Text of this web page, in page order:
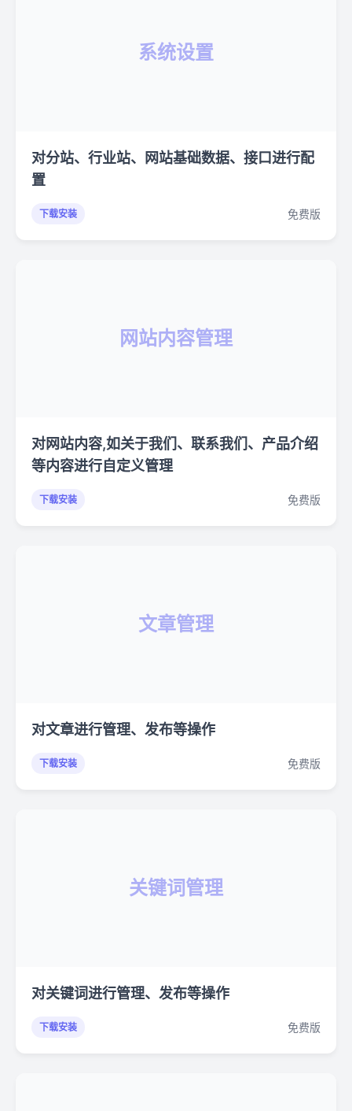
系统设置
对分站、行业站、网站基础数据、接口进行配
置
下载安装 免费版
网站内容管理
对网站内容,如关于我们、联系我们、产品介绍
等内容进行自定义管理
下载安装 免费版
文章管理
对文章进行管理、发布等操作
下载安装 免费版
关键词管理
对关键词进行管理、发布等操作
下载安装 免费版